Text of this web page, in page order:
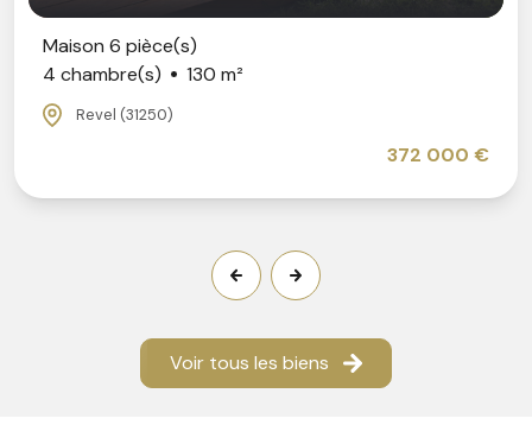
Maison 6 pièce(s)
4 chambre(s)
130 m²
Revel (31250)
372 000 €
Voir tous les biens